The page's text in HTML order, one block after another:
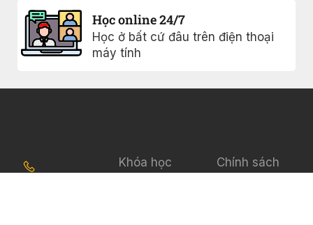
Học online 24/7
Học ở bất cứ đâu trên điện thoại
máy tính
Khóa học
Chính sách